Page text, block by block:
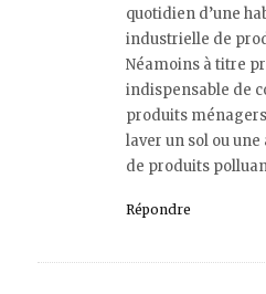
quotidien d’une
industrielle de
Néamoins à titre
indispensable de
produits
laver un sol ou
de produits
Répondre